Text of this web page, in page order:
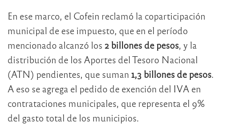
En ese marco, el Cofein reclamó la coparticipación
municipal de ese impuesto, que en el período
mencionado alcanzó los 2 billones de pesos, y la
distribución de los Aportes del Tesoro Nacional
(ATN) pendientes, que suman 1,3 billones de pesos.
A eso se agrega el pedido de exención del IVA en
contrataciones municipales, que representa el 9%
del gasto total de los municipios.